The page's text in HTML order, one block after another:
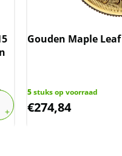
Gouden Maple
5stuks op voorraad
€274,84